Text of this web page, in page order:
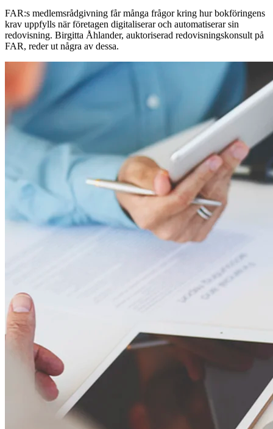
FAR:s medlemsrådgivning får många frågor kring hur bokföringens
krav uppfylls när företagen digitaliserar och automatiserar sin
redovisning. Birgitta Åhlander, auktoriserad ­redovisningskonsult på
FAR, reder ut några av dessa.